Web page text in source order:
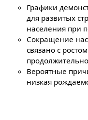
Графики
для развитых
населения при
Сокращение
связано с
Вероятные
низкая